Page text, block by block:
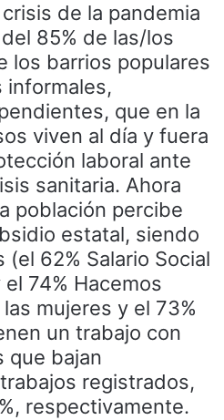
de la pandemia
85% de las/los
los barrios populares
informales,
que en la
viven al día y fuera
laboral ante
sanitaria. Ahora
población percibe
estatal, siendo
(el 62% Salario Social
74% Hacemos
mujeres y el 73%
un trabajo con
que bajan
registrados,
respectivamente.